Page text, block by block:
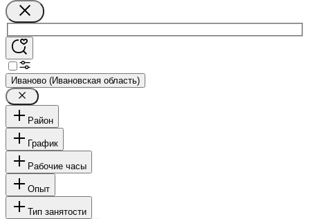
Иваново (Ивановская область)
Район
График
Рабочие часы
Опыт
Тип занятости